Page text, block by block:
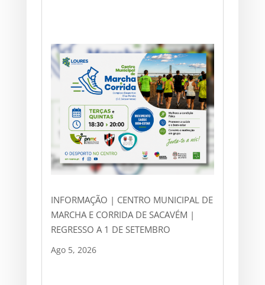
INFORMAÇÃO | CENTRO MUNICIPAL DE
MARCHA E CORRIDA DE SACAVÉM |
REGRESSO A 1 DE SETEMBRO
Ago 5, 2026